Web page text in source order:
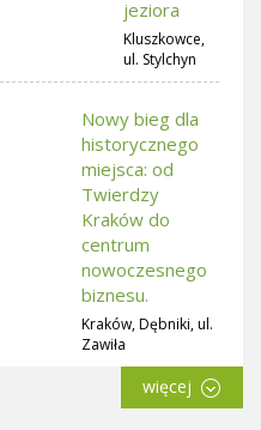
jeziora
Kluszkowce,
ul. Stylchyn
Nowy bieg dla
historycznego
miejsca: od
Twierdzy
Kraków do
centrum
nowoczesnego
biznesu.
Kraków, Dębniki, ul.
Zawiła
więcej